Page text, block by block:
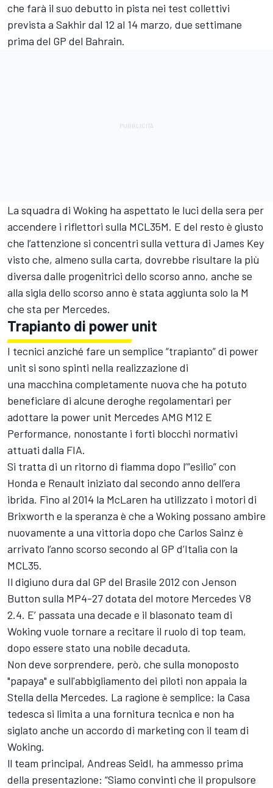
che farà il suo debutto in pista nei test collettivi
prevista a Sakhir dal 12 al 14 marzo, due settimane
prima del GP del Bahrain.
La squadra di Woking ha aspettato le luci della sera per
accendere i riflettori sulla MCL35M. E del resto è giusto
che l’attenzione si concentri sulla vettura di James Key
visto che, almeno sulla carta, dovrebbe risultare la più
diversa dalle progenitrici dello scorso anno, anche se
alla sigla dello scorso anno è stata aggiunta solo la M
che sta per Mercedes.
Trapianto di power unit
I tecnici anziché fare un semplice “trapianto” di power
unit si sono spinti nella realizzazione di
una macchina completamente nuova che ha potuto
beneficiare di alcune deroghe regolamentari per
adottare la power unit Mercedes AMG M12 E
Performance, nonostante i forti blocchi normativi
attuati dalla FIA.
Si tratta di un ritorno di fiamma dopo l’”esilio” con
Honda e Renault iniziato dal secondo anno dell’era
ibrida. Fino al 2014 la McLaren ha utilizzato i motori di
Brixworth e la speranza è che a Woking possano ambire
nuovamente a una vittoria dopo che Carlos Sainz è
arrivato l’anno scorso secondo al GP d’Italia con la
MCL35.
Il digiuno dura dal GP del Brasile 2012 con Jenson
Button sulla MP4-27 dotata del motore Mercedes V8
2.4. E’ passata una decade e il blasonato team di
Woking vuole tornare a recitare il ruolo di top team,
dopo essere stato una nobile decaduta.
Non deve sorprendere, però, che sulla monoposto
"papaya" e sull'abbigliamento dei piloti non appaia la
Stella della Mercedes. La ragione è semplice: la Casa
tedesca si limita a una fornitura tecnica e non ha
siglato anche un accordo di marketing con il team di
Woking.
ll team principal, Andreas Seidl, ha ammesso prima
della presentazione: “Siamo convinti che il propulsore